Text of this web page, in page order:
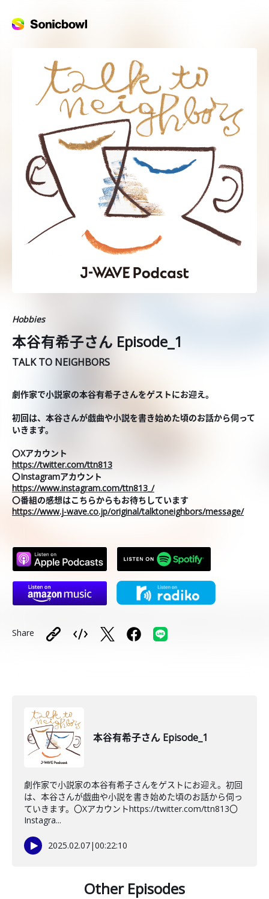
Hobbies
本谷有希子さん Episode_1
TALK TO NEIGHBORS
劇作家で小説家の本谷有希子さんをゲストにお迎え。
初回は、本谷さんが戯曲や小説を書き始めた頃のお話から伺って
いきます。
〇Xアカウント
https://twitter.com/ttn813
〇Instagramアカウント
https://www.instagram.com/ttn813_/
〇番組の感想はこちらからもお待ちしています
https://www.j-wave.co.jp/original/talktoneighbors/message/
Share
本谷有希子さん Episode_1
劇作家で小説家の本谷有希子さんをゲストにお迎え。初回
は、本谷さんが戯曲や小説を書き始めた頃のお話から伺っ
ていきます。〇Xアカウントhttps://twitter.com/ttn813〇
Instagra...
2025.02.07|00:22:10
Other Episodes